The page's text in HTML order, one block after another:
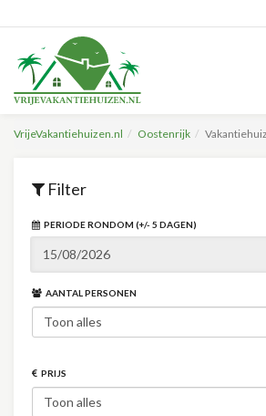
VrijeVakantiehuizen.nl Oostenrijk
Filter
PERIODE RONDOM (+/- 5 DAGEN)
AANTAL PERSONEN
PRIJS